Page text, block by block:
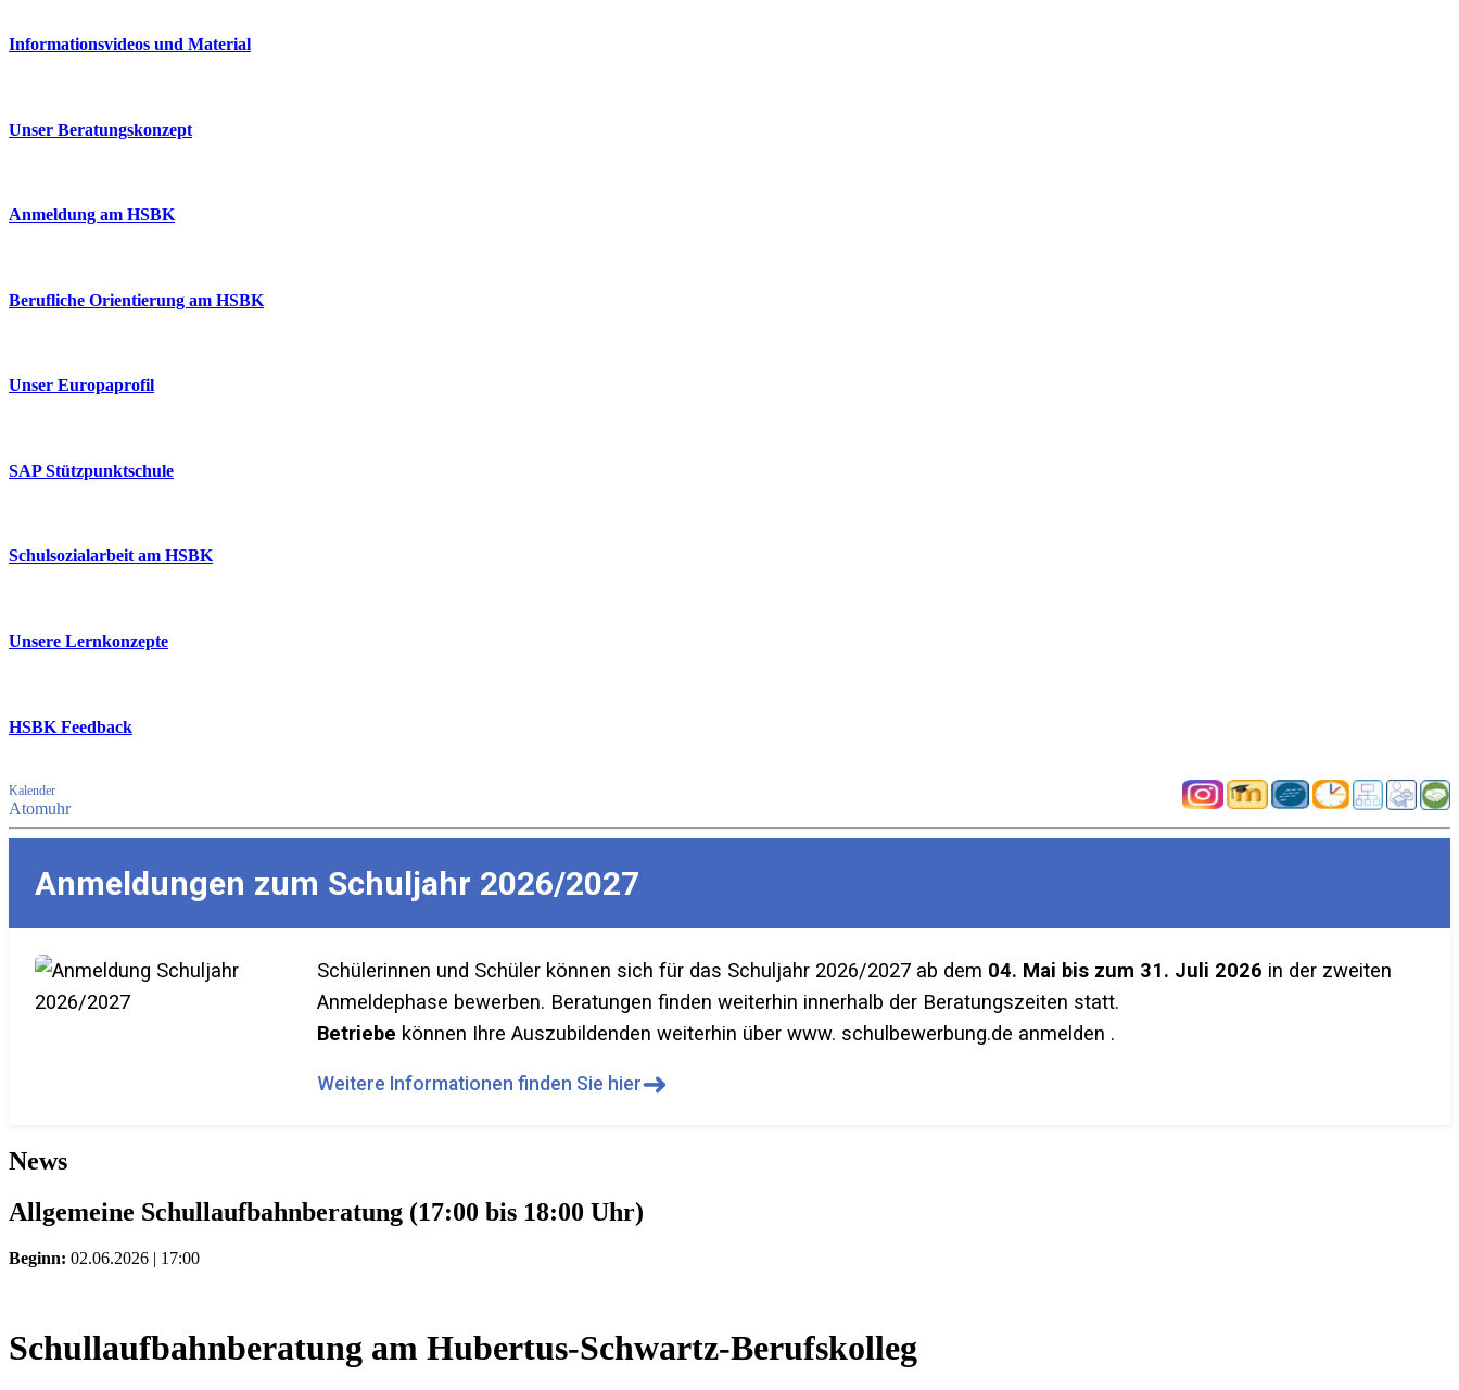
Informationsvideos und Material
Unser Beratungskonzept
Anmeldung am HSBK
Berufliche Orientierung am HSBK
Unser Europaprofil
SAP Stützpunktschule
Schulsozialarbeit am HSBK
Unsere Lernkonzepte
HSBK Feedback
Kalender
Atomuhr
Anmeldungen zum Schuljahr 2026/2027
Schülerinnen und Schüler können sich für das Schuljahr 2026/2027 ab dem 04. Mai bis zum 31. Juli 2026 in der zweiten
Anmeldephase bewerben. Beratungen finden weiterhin innerhalb der Beratungszeiten statt.
Betriebe können Ihre Auszubildenden weiterhin über www. schulbewerbung.de anmelden .
Weitere Informationen finden Sie hier➜
News
Allgemeine Schullaufbahnberatung (17:00 bis 18:00 Uhr)
Beginn: 02.06.2026 | 17:00
Schullaufbahnberatung am Hubertus-Schwartz-Berufskolleg